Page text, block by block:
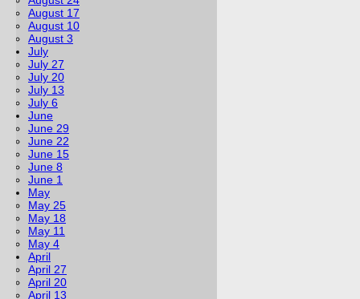
August 17
August 10
August 3
July
July 27
July 20
July 13
July 6
June
June 29
June 22
June 15
June 8
June 1
May
May 25
May 18
May 11
May 4
April
April 27
April 20
April 13